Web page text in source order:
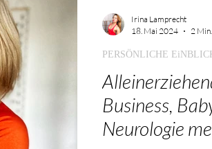
SCHÖNHEIT
THERAPIE
Business,
Neurologie
PERSÖNLICHE
Irina Lamprecht
18. Mai 2024
2